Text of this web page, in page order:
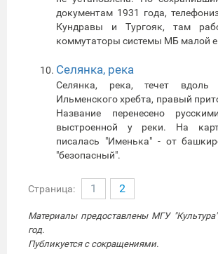
документам 1931 года,
Кундравы и Тургояк, там
коммутаторы системы МБ малой
Селянка, река
Селянка, река, течет вдоль
Ильменского хребта, правый
Название перенесено
выстроенной у реки. На
писалась "Именька" - от
"безопасный".
Страница: 1 2
Материалы предоставлены МГУ
год.
Публикуется с сокращениями.